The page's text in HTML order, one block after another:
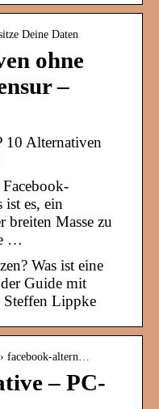
Deine Daten
ohne
–
10 Alternativen
es, ein
breiten Masse zu
…
Was ist eine
Guide mit
Lippke
facebook-altern…
– PC-